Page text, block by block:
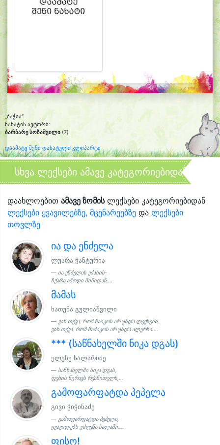
„ბაჭია“
ნახატის ავტორი:
ბარბარე სოზაშვილი (7)
დაამატე შენი დახატული კლიპარტი
სხვა ლექსები ამავე კატეგორიებიდან
დაახლოებით ამავე ზომისლექსები კატეგორიებიდან
ლექსები ყვავილებზე, მცენარეებზე და ლექსები
თოვლზე
ია და ენძელა
ლუარა ჭანტურია
ია ენძელას ეძახის-
ჩქარა ამოდი მიწიდან,...
მამას
ხათუნა გულიაშვილი
ვინ თქვა, რომ მაიკოს არ უნდა ლექსები,
ვინ თქვა, რომ მამიკოს არ უნდა ალერსი....
*** (საწნახელში ნიკა დგას)
ელენე სალარიძე
საწნახელში ნიკა დგას,
ფეხის წურავს რქაწითელს,...
გამოფარფატდა პეპელა
გივი ჭიჭინაძე
გამოფარფატდა პეპელა,
ყვავილებს უძღვნა სალამი....
ფისო!